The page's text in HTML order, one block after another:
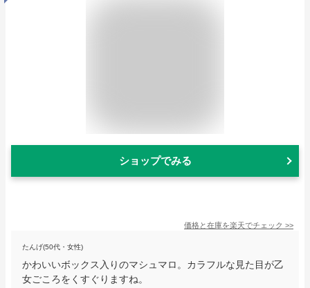
ショップでみる
価格と在庫を楽天でチェック >>
たんげ(50代・女性)
かわいいボックス入りのマシュマロ。カラフルな見た目が乙
女ごころをくすぐりますね。